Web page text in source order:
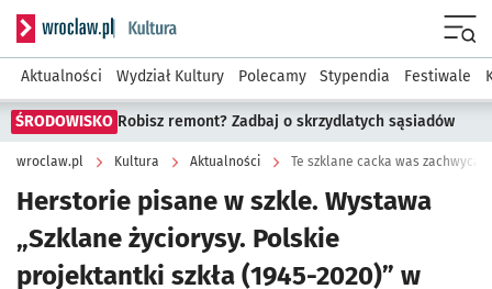
Serwis informacyjny wroclaw.pl podserwis: Kultura
Aktualności Wydział Kultury Polecamy Stypendia Festiwale
ŚRODOWISKO Robisz remont? Zadbaj o skrzydlatych sąsiadów
wroclaw.pl Kultura Aktualności Te szklane cacka was zachwycą.
Herstorie pisane w szkle. Wystawa
„Szklane życiorysy. Polskie
projektantki szkła (1945-2020)” w